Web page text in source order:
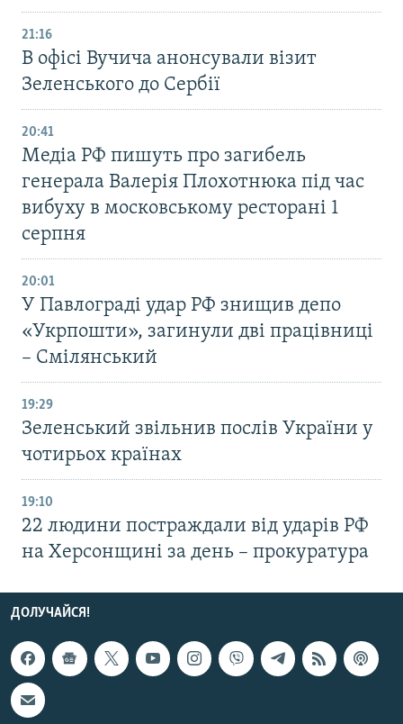
21:16
В офісі Вучича анонсували візит
Зеленського до Сербії
20:41
Медіа РФ пишуть про загибель
генерала Валерія Плохотнюка під час
вибуху в московському ресторані 1
серпня
20:01
У Павлограді удар РФ знищив депо
«Укрпошти», загинули дві працівниці
– Смілянський
19:29
Зеленський звільнив послів України у
чотирьох країнах
19:10
22 людини постраждали від ударів РФ
на Херсонщині за день – прокуратура
ДОЛУЧАЙСЯ!